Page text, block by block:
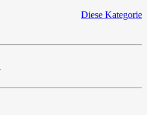
Diese Kategorie